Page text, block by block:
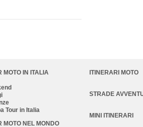
MOTO IN ITALIA
Tour in Italia
MOTO NEL MONDO
ITINERARI MOTO
STRADE
MINI ITINERARI